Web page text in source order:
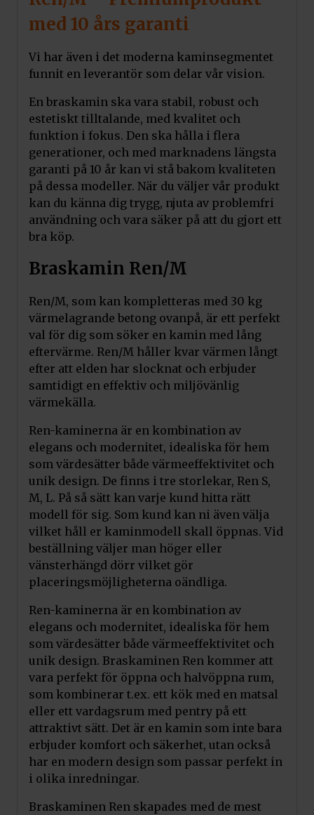
Lägg till i varukorg
Kratki golvplåt REN
fyrkantig
Pris:890kr
Art.nr.
PODSTAWA/REN/KWADRATOWA
med 10 års garanti
Vi har även i det moderna kaminsegmentet
funnit en leverantör som delar vår vision.
En braskamin ska vara stabil, robust och
estetiskt tilltalande, med kvalitet och
funktion i fokus. Den ska hålla i flera
generationer, och med marknadens längsta
garanti på 10 år kan vi stå bakom kvaliteten
på dessa modeller. När du väljer vår produkt
kan du känna dig trygg, njuta av problemfri
användning och vara säker på att du gjort ett
bra köp.
Braskamin Ren/M
Ren/M, som kan kompletteras med 30 kg
värmelagrande betong ovanpå, är ett perfekt
val för dig som söker en kamin med lång
eftervärme. Ren/M håller kvar värmen långt
efter att elden har slocknat och erbjuder
samtidigt en effektiv och miljövänlig
värmekälla.
Ren-kaminerna är en kombination av
elegans och modernitet, idealiska för hem
som värdesätter både värmeeffektivitet och
unik design. De finns i tre storlekar, Ren S,
M, L. På så sätt kan varje kund hitta rätt
modell för sig. Som kund kan ni även välja
vilket håll er kaminmodell skall öppnas. Vid
beställning väljer man höger eller
vänsterhängd dörr vilket gör
placeringsmöjligheterna oändliga.
Ren-kaminerna är en kombination av
elegans och modernitet, idealiska för hem
som värdesätter både värmeeffektivitet och
unik design. Braskaminen Ren kommer att
vara perfekt för öppna och halvöppna rum,
som kombinerar t.ex. ett kök med en matsal
eller ett vardagsrum med pentry på ett
attraktivt sätt. Det är en kamin som inte bara
erbjuder komfort och säkerhet, utan också
har en modern design som passar perfekt in
i olika inredningar.
Braskaminen Ren skapades med de mest